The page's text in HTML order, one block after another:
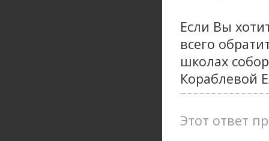
Если Вы
всего
школах
Кораблевой
Этот ответ